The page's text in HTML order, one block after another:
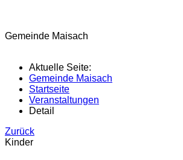
Gemeinde Maisach
Aktuelle Seite:
Gemeinde Maisach
Startseite
Veranstaltungen
Detail
Zurück
Kinder